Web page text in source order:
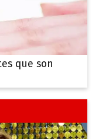
que son